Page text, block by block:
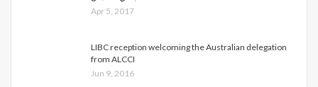
Apr 5, 2017
LIBC reception welcoming the Australian delegation
from ALCCI
Jun 9, 2016